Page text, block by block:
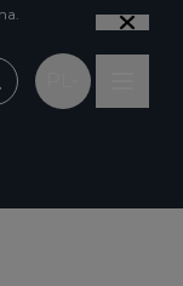
Wpisz, czego